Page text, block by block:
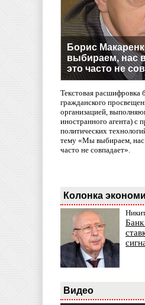
Борис
выбираем, нас
это часто не
Текстовая
гражданского
организацией,
иностранного агента) с
политических
тему «Мы выбираем, нас
часто не совпадает».
Колонка
Видео